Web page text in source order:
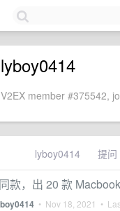
lyboy0414
V2EX member #375542,
lyboy0414 提问
款，出 20 款
• Nov 18, 2021 •